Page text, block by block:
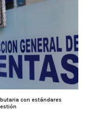
con estándares